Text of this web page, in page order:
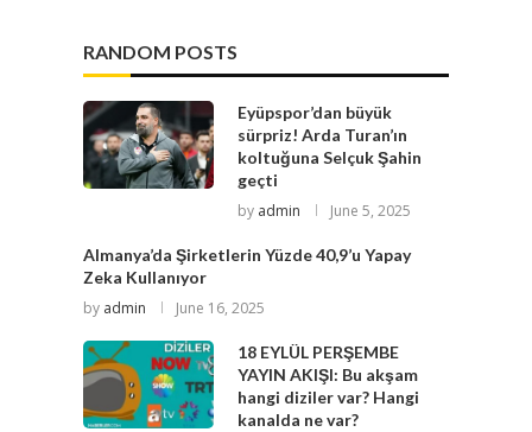
RANDOM POSTS
Eyüpspor’dan büyük
sürpriz! Arda Turan’ın
koltuğuna Selçuk Şahin
geçti
by admin June 5, 2025
Almanya’da Şirketlerin Yüzde 40,9’u Yapay
Zeka Kullanıyor
by admin June 16, 2025
18 EYLÜL PERŞEMBE
YAYIN AKIŞI: Bu akşam
hangi diziler var? Hangi
kanalda ne var?